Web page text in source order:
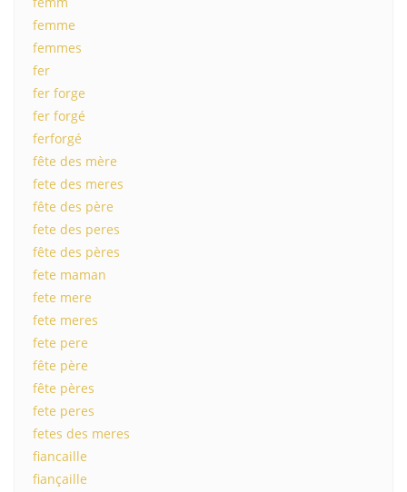
femme
femmes
fer
fer forge
fer forgé
ferforgé
fête des mère
fete des meres
fête des père
fete des peres
fête des pères
fete maman
fete mere
fete meres
fete pere
fête père
fête pères
fete peres
fetes des meres
fiancaille
fiançaille